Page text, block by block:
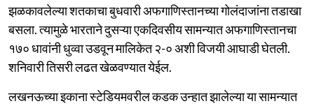
झळकावलेल्या शतकाचा बुधवारी अफगाणिस्तानच्या गोलंदाजांना तडाखा
बसला. त्यामुळे भारताने दुसऱ्या एकदिवसीय सामन्यात अफगाणिस्तानचा
१७० धावांनी धुव्वा उडवून मालिकेत २-० अशी विजयी आघाडी घेतली.
शनिवारी तिसरी लढत खेळवण्यात येईल.
लखनऊच्या इकाना स्टेडियमवरील कडक उन्हात झालेल्या या सामन्यात